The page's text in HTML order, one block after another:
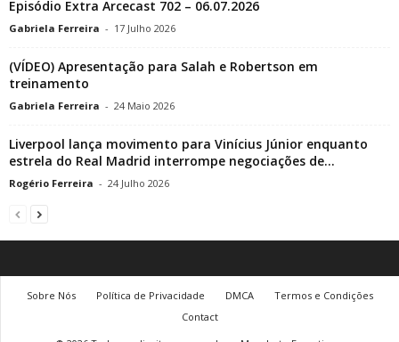
Episódio Extra Arcecast 702 – 06.07.2026
Gabriela Ferreira - 17 Julho 2026
(VÍDEO) Apresentação para Salah e Robertson em
treinamento
Gabriela Ferreira - 24 Maio 2026
Liverpool lança movimento para Vinícius Júnior enquanto
estrela do Real Madrid interrompe negociações de...
Rogério Ferreira - 24 Julho 2026
Sobre Nós Política de Privacidade DMCA
Termos e Condições
Contact